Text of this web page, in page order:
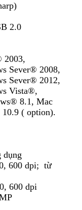
2.0
2003,
Sever® 2008,
Sever® 2012,
Vista®,
8.1, Mac
( option).
dụng
600 dpi; từ
600 dpi